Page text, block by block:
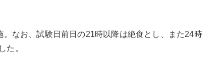
なお、試験日前日の21時以降は絶食とし、また24時
た。